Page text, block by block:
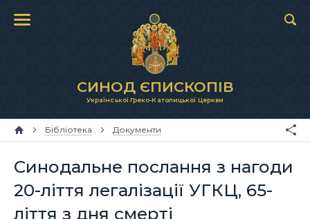
СИНОД ЄПИСКОПІВ
Української Греко-Католицької Церкви
Бібліотека Документи
Синодальне послання з нагоди
20-ліття легалізації УГКЦ, 65-
ліття з дня смерті